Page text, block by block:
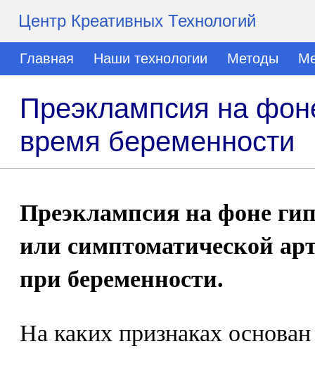
Центр Креативных Технологий
Главная Наши технологии Методы
Преэклампсия на
время беременности
Преэклампсия на фоне
или симптоматической
при беременности.
На каких признаках основан